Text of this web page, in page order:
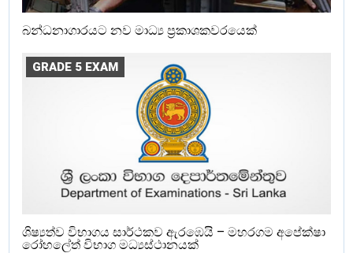
බන්ධනාගාරයට නව මාධ්‍ය ප්‍රකාශකවරයෙක්
GRADE 5 EXAM
ශිෂ්‍යත්ව විභාගය සාර්ථකව ඇරඹෙයි – මහරගම අපේක්ෂා
රෝහලේත් විභාග මධ්‍යස්ථානයක්